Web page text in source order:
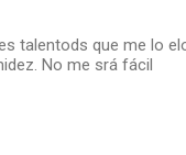
talentods que me lo
No me srá fácil